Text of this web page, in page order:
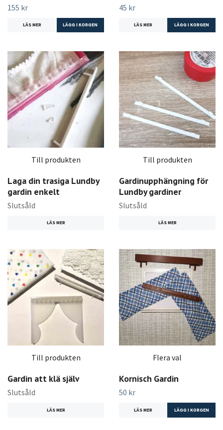
155 kr
LÄS MER
45 kr
LÄS MER LÄGG I KORGEN
Till produkten
Laga din trasiga Lundby
gardin enkelt
Slutsåld
LÄS MER
Till produkten
Gardinupphängning för
Lundby gardiner
Slutsåld
LÄS MER
Till produkten
Gardin att klä själv
Slutsåld
LÄS MER
Flera val
Kornisch Gardin
50 kr
LÄS MER LÄGG I KORGEN